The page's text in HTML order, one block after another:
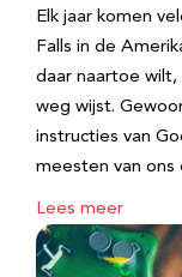
Elk jaar komen
Falls in de
daar naartoe wilt,
weg wijst.
instructies van
meesten van
Lees meer